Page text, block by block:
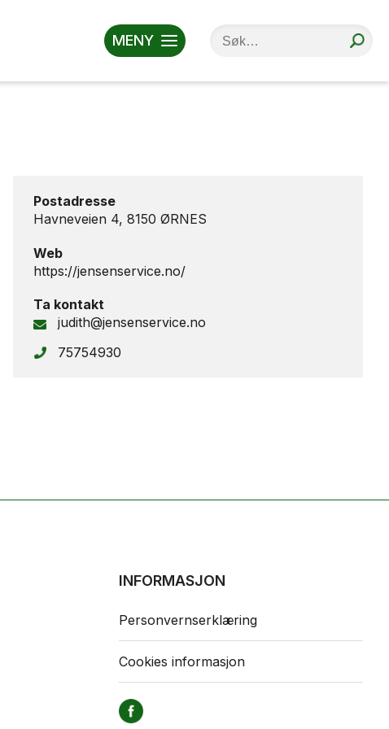
MENY
Postadresse
Havneveien 4, 8150 ØRNES
Web
https://jensenservice.no/
Ta kontakt
judith@jensenservice.no
75754930
INFORMASJON
Personvernserklæring
Cookies informasjon